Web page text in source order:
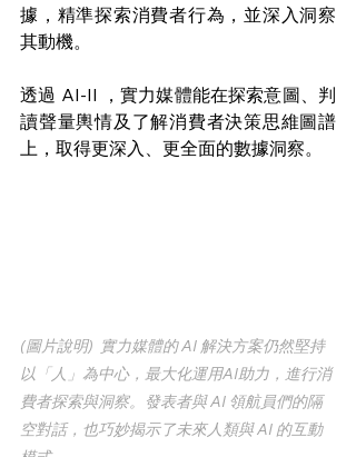
據，精準探索消費者行為，並深入洞察
其動機。
透過 AI-II ，實力媒體能在探索意圖、判
讀聲量輿情及了解消費者決策思維圖譜
上，取得更深入、更全面的數據洞察。
(圖片說明)  實力媒體的 AI 解決方案仍然堅持
以「人」為中心，最大化運用AI助力，進行消
費者探索與洞察。發表者與 AI 領航員們的隔
空對話，也巧妙揭示了未來人類與 AI 的互動